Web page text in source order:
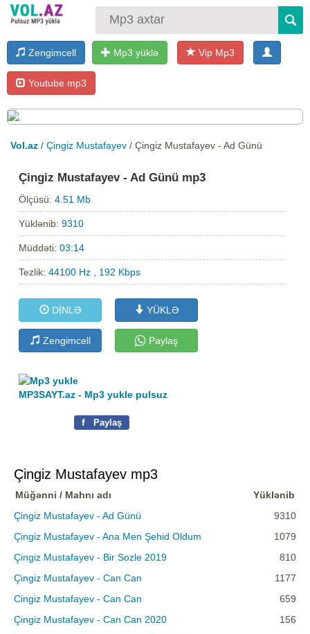
Zengimcell Mp3 yüklə Vip Mp3
Youtube mp3
Vol.az / Çingiz Mustafayev / Çingiz Mustafayev - Ad Günü
Çingiz Mustafayev - Ad Günü mp3
Ölçüsü:4.51 Mb
Yüklənib:9310
Müddəti:03:14
Tezlik:44100 Hz , 192 Kbps
DİNLƏ YÜKLƏ
Zengimcell Paylaş
MP3SAYT.az - Mp3 yukle pulsuz
f Paylaş
Çingiz Mustafayev mp3
Müğənni / Mahnı adı
Yüklənib
Çingiz Mustafayev - Ad Günü
9310
Çingiz Mustafayev - Ana Men Şehid Oldum
1079
Çingiz Mustafayev - Bir Sozle 2019
810
Çingiz Mustafayev - Can Can
1177
Cingiz Mustafayev - Can Can
659
Çingiz Mustafayev - Can Can 2020
156